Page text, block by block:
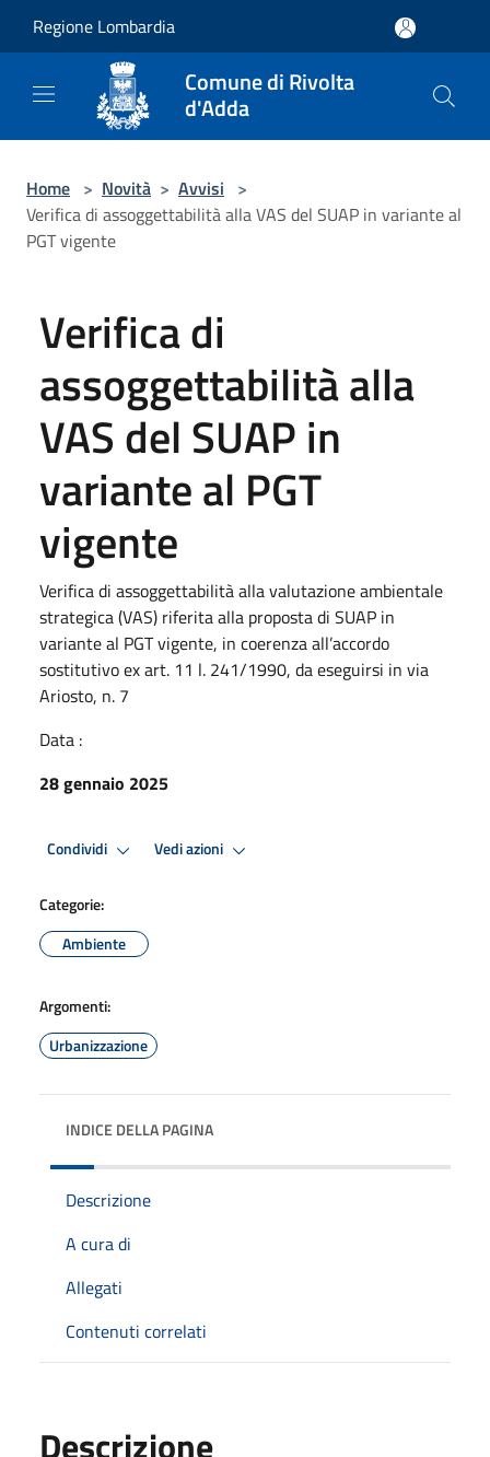
Regione Lombardia
Comune di Rivolta
d'Adda
Home > Novità > Avvisi >
Verifica di assoggettabilità alla VAS del SUAP in variante al
PGT vigente
Verifica di
assoggettabilità alla
VAS del SUAP in
variante al PGT
vigente
Verifica di assoggettabilità alla valutazione ambientale
strategica (VAS) riferita alla proposta di SUAP in
variante al PGT vigente, in coerenza all’accordo
sostitutivo ex art. 11 l. 241/1990, da eseguirsi in via
Ariosto, n. 7
Data :
28 gennaio 2025
Condividi Vedi azioni
Categorie:
Ambiente
Argomenti:
Urbanizzazione
INDICE DELLA PAGINA
Descrizione
A cura di
Allegati
Contenuti correlati
Descrizione